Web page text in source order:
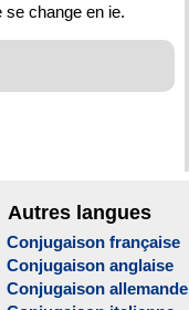
change en ie.
Autres langues
Conjugaison française
Conjugaison anglaise
Conjugaison allemande